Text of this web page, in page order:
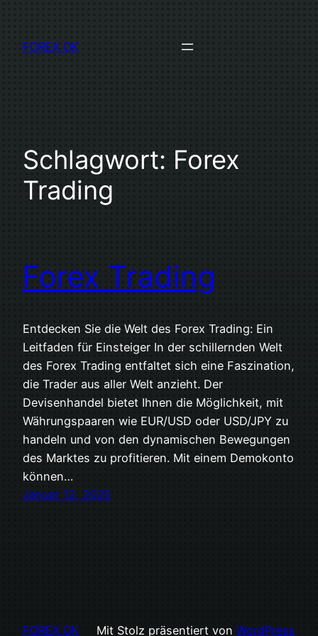
InhaltFOREX OK
Schlagwort: Forex
Trading
Forex Trading
Entdecken Sie die Welt des Forex Trading: Ein
Leitfaden für Einsteiger In der schillernden Welt
des Forex Trading entfaltet sich eine Faszination,
die Trader aus aller Welt anzieht. Der
Devisenhandel bietet Ihnen die Möglichkeit, mit
Währungspaaren wie EUR/USD oder USD/JPY zu
handeln und von den dynamischen Bewegungen
des Marktes zu profitieren. Mit einem Demokonto
können…
Januar 12, 2025
FOREX OK Mit Stolz präsentiert von WordPress